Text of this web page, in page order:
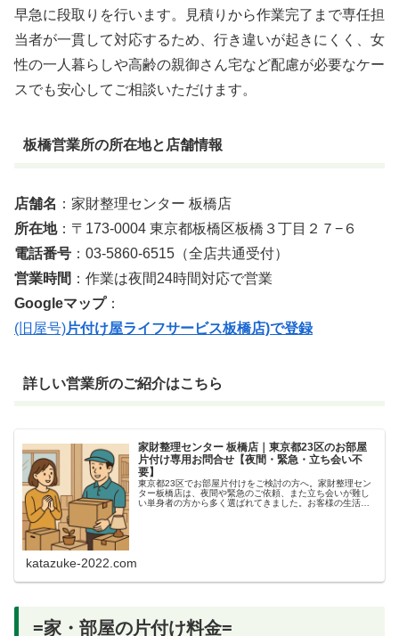
早急に段取りを行います。見積りから作業完了まで専任担
当者が一貫して対応するため、行き違いが起きにくく、女
性の一人暮らしや高齢の親御さん宅など配慮が必要なケー
スでも安心してご相談いただけます。
板橋営業所の所在地と店舗情報
店舗名 ：家財整理センター 板橋店
所在地：〒173-0004 東京都板橋区板橋３丁目２７−６
電話番号 ：03-5860-6515（全店共通受付）
営業時間 ：作業は夜間24時間対応で営業
Googleマップ：
(旧屋号)片付け屋ライフサービス板橋店)で登録
詳しい営業所のご紹介はこちら
家財整理センター 板橋店｜東京都23区のお部屋
片付け専用お問合せ【夜間・緊急・立ち会い不
要】
東京都23区でお部屋片付けをご検討の方へ。家財整理セン
ター板橋店は、夜間や緊急のご依頼、また立ち会いが難し
い単身者の方から多く選ばれてきました。お客様の生活リ
katazuke-2022.com
=家・部屋の片付け料金=